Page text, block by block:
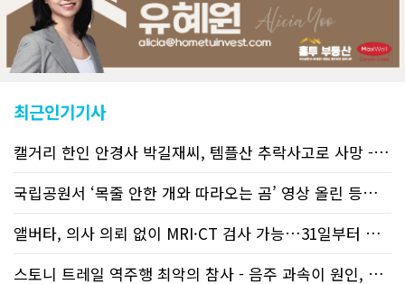
최근인기기사
캘거리 한인 안경사 박길재씨, 템플산 추락사고로 사망 - 헬기 구조..
국립공원서 ‘목줄 안한 개와 따라오는 곰’ 영상 올린 등산객 기소돼
앨버타, 의사 의뢰 없이 MRI·CT 검사 가능…31일부터 자비 부..
스토니 트레일 역주행 최악의 참사 - 음주 과속이 원인, 4명 사망..